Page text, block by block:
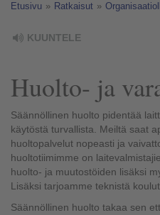
Etusivu » Ratkaisut »
KUUNTELE
Huolto- ja
Säännöllinen huolto pidentää
käytöstä turvallista. Meiltä saat
huoltopalvelut nopeasti ja
huoltotiimimme on
huolto- ja muutostöiden lisäksi
Lisäksi tarjoamme teknistä
Säännöllinen huolto takaa sen